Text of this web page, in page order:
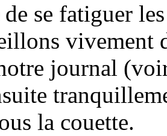
se fatiguer
vivement
journal
la couette.